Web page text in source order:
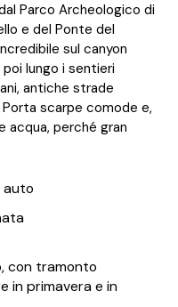
Parco Archeologico di
e del Ponte del
sul canyon
lungo i sentieri
antiche strade
scarpe comode e,
acqua, perché gran
auto
con tramonto
in primavera e in